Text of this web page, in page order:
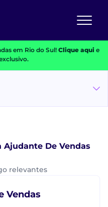
em Rio do Sul! Clique aquie
Ajudante De Vendas
relevantes
Vendas